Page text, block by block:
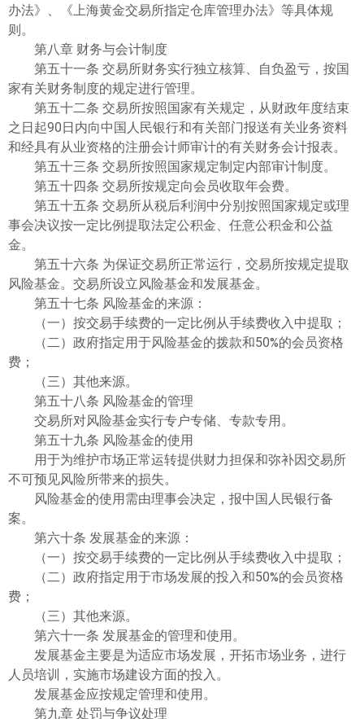
办法》、《上海黄金交易所指定仓库管理办法》等具体规
则。
第八章 财务与会计制度
第五十一条 交易所财务实行独立核算、自负盈亏，按国
家有关财务制度的规定进行管理。
第五十二条 交易所按照国家有关规定，从财政年度结束
之日起90日内向中国人民银行和有关部门报送有关业务资料
和经具有从业资格的注册会计师审计的有关财务会计报表。
第五十三条 交易所按照国家规定制定内部审计制度。
第五十四条 交易所按规定向会员收取年会费。
第五十五条 交易所从税后利润中分别按照国家规定或理
事会决议按一定比例提取法定公积金、任意公积金和公益
金。
第五十六条 为保证交易所正常运行，交易所按规定提取
风险基金。交易所设立风险基金和发展基金。
第五十七条 风险基金的来源：
（一）按交易手续费的一定比例从手续费收入中提取；
（二）政府指定用于风险基金的拨款和50%的会员资格
费；
（三）其他来源。
第五十八条 风险基金的管理
交易所对风险基金实行专户专储、专款专用。
第五十九条 风险基金的使用
用于为维护市场正常运转提供财力担保和弥补因交易所
不可预见风险所带来的损失。
风险基金的使用需由理事会决定，报中国人民银行备
案。
第六十条 发展基金的来源：
（一）按交易手续费的一定比例从手续费收入中提取；
（二）政府指定用于市场发展的投入和50%的会员资格
费；
（三）其他来源。
第六十一条 发展基金的管理和使用。
发展基金主要是为适应市场发展，开拓市场业务，进行
人员培训，实施市场建设方面的投入。
发展基金应按规定管理和使用。
第九章 处罚与争议处理